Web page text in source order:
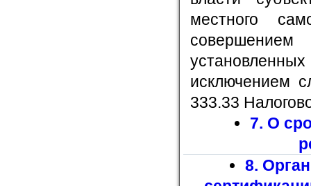
местного
исключением
333.33
7. О
8.